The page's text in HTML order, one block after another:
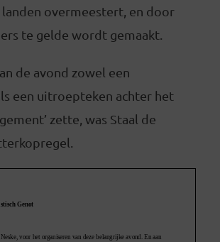
overmeestert, en door
te gelde wordt gemaakt.
de avond zowel een
een uitroepteken achter het
zette, was Staal de